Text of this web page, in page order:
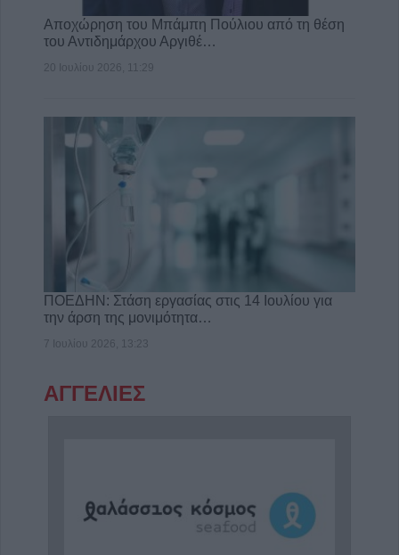
Αποχώρηση του Μπάμπη Πούλιου από τη θέση
του Αντιδημάρχου Αργιθέ…
20 Ιουλίου 2026, 11:29
ΠΟΕΔΗΝ: Στάση εργασίας στις 14 Ιουλίου για
την άρση της μονιμότητα…
7 Ιουλίου 2026, 13:23
ΑΓΓΕΛΙΕΣ